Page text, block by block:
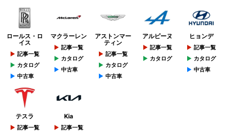
ロールス・ロ
イス
記事一覧
カタログ
中古車
マクラーレン
記事一覧
カタログ
中古車
アストンマー
ティン
記事一覧
カタログ
中古車
アルピーヌ
記事一覧
カタログ
ヒョンデ
記事一覧
カタログ
中古車
テスラ
記事一覧
Kia
記事一覧